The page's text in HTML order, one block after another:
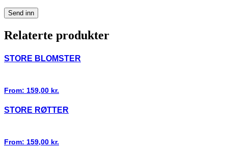
Relaterte produkter
STORE BLOMSTER
From: 159,00 kr.
STORE RØTTER
From: 159,00 kr.